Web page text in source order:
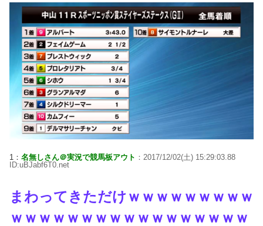
1： 名無しさん＠実況で競馬板アウト ：2017/12/02(土) 15:29:03.88
ID:uBJabf6T0.net
まわってきただけｗｗｗｗｗｗｗｗｗ
ｗｗｗｗｗｗｗｗｗｗｗｗｗｗｗｗｗ